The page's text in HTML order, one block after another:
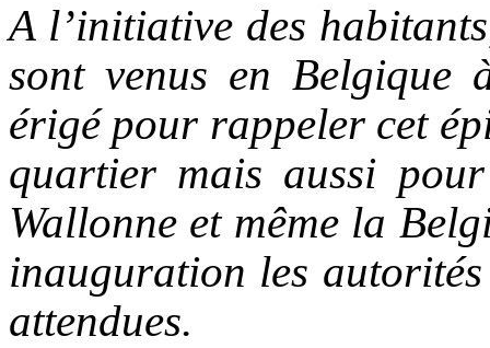
A l’initiative des
sont venus en Belgique
érigé pour rappeler cet
quartier mais aussi
Wallonne et même la
inauguration les
attendues.